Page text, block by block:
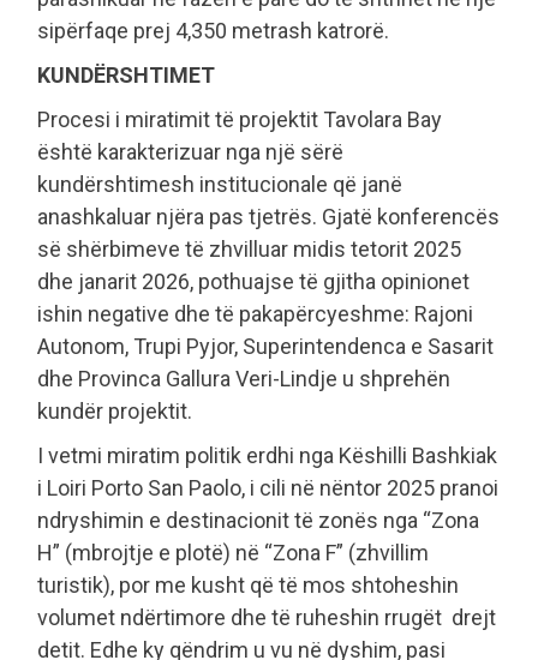
sipërfaqe prej 4,350 metrash katrorë.
KUNDËRSHTIMET
Procesi i miratimit të projektit Tavolara Bay
është karakterizuar nga një sërë
kundërshtimesh institucionale që janë
anashkaluar njëra pas tjetrës. Gjatë konferencës
së shërbimeve të zhvilluar midis tetorit 2025
dhe janarit 2026, pothuajse të gjitha opinionet
ishin negative dhe të pakapërcyeshme: Rajoni
Autonom, Trupi Pyjor, Superintendenca e Sasarit
dhe Provinca Gallura Veri-Lindje u shprehën
kundër projektit.
I vetmi miratim politik erdhi nga Këshilli Bashkiak
i Loiri Porto San Paolo, i cili në nëntor 2025 pranoi
ndryshimin e destinacionit të zonës nga “Zona
H” (mbrojtje e plotë) në “Zona F” (zhvillim
turistik), por me kusht që të mos shtoheshin
volumet ndërtimore dhe të ruheshin rrugët drejt
detit. Edhe ky qëndrim u vu në dyshim, pasi